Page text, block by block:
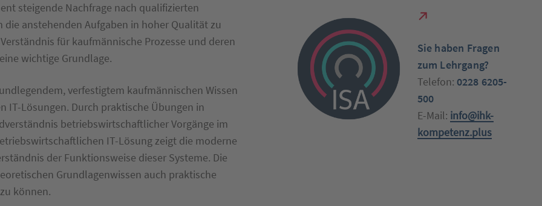
steigende Nachfrage nach qualifizierten
die anstehenden Aufgaben in hoher Qualität zu
für kaufmännische Prozesse und deren
wichtige Grundlage.
verfestigtem kaufmännischen Wissen
IT-Lösungen. Durch praktische Übungen in
betriebswirtschaftlicher Vorgänge im
IT-Lösung zeigt die moderne
der Funktionsweise dieser Systeme. Die
Grundlagenwissen auch praktische
können.
Sie haben Fragen
zum Lehrgang?
Telefon: 0228 6205-
500
E-Mail: info@ihk-
kompetenz.plus